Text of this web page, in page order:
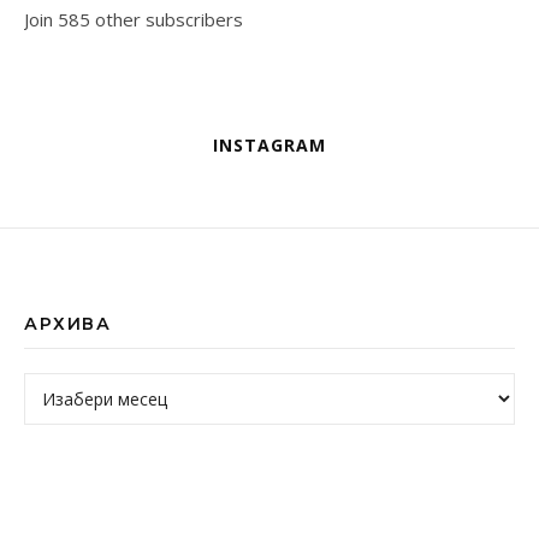
Join 585 other subscribers
INSTAGRAM
АРХИВА
Архива